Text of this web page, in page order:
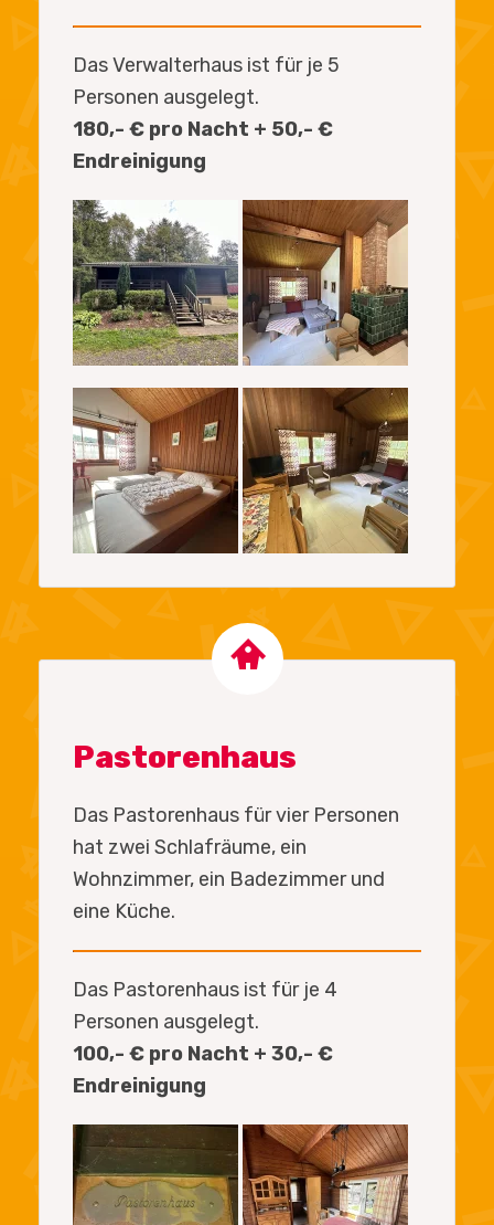
Das Verwalterhaus ist für je 5
Personen ausgelegt.
180,- € pro Nacht + 50,- €
Endreinigung
Pastorenhaus
Das Pastorenhaus für vier Personen
hat zwei Schlafräume, ein
Wohnzimmer, ein Badezimmer und
eine Küche.
Das Pastorenhaus ist für je 4
Personen ausgelegt.
100,- € pro Nacht + 30,- €
Endreinigung